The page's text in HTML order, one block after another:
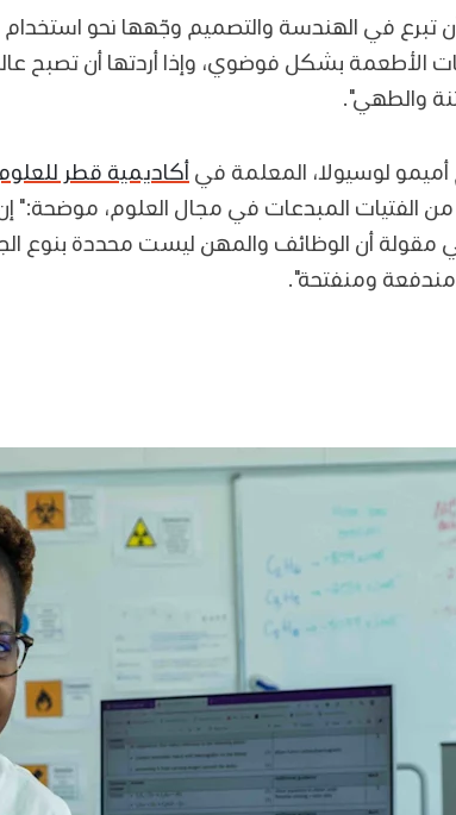
تبرع في الهندسة والتصميم وجّهها نحو استخدام
الأطعمة بشكل فوضوي، وإذا أردتها أن تصبح
والطهي".
لوسيولا، المعلمة في أكاديمية قطر للعلوم
الفتيات المبدعات في مجال العلوم، موضحة:"
مقولة أن الوظائف والمهن ليست محددة بنوع
ومنفتحة".